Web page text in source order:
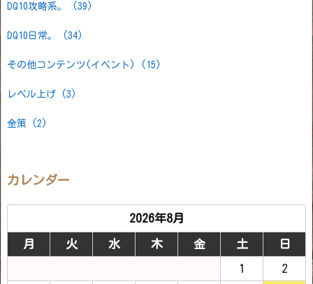
DQ10攻略系。 (39)
DQ10日常。 (34)
その他コンテンツ(イベント) (15)
レベル上げ (3)
金策 (2)
カレンダー
2026年8月
月 火 水 木 金 土 日
1 2